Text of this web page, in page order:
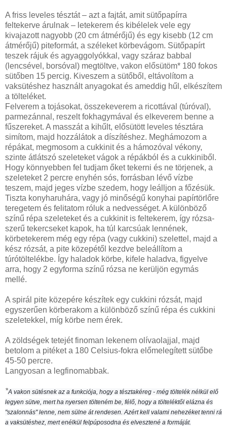
A friss leveles tésztát – azt a fajtát, amit sütőpapírra
feltekerve árulnak – letekerem és kibélelek vele egy
kivajazott nagyobb (20 cm átmérőjű) és egy kisebb (12 cm
átmérőjű) piteformát, a széleket körbevágom. Sütőpapírt
teszek rájuk és agyaggolyókkal, vagy száraz babbal
(lencsével, borsóval) megtöltve, vakon elősütöm* 180 fokos
sütőben 15 percig. Kiveszem a sütőből, eltávolítom a
vaksütéshez használt anyagokat és ameddig hűl, elkészítem
a tölteléket.
Felverem a tojásokat, összekeverem a ricottával (túróval),
parmezánnal, reszelt fokhagymával és elkeverem benne a
fűszereket. A masszát a kihűlt, elősütött leveles tésztára
simítom, majd hozzálátok a díszítéshez. Meghámozom a
répákat, megmosom a cukkinit és a hámozóval vékony,
szinte átlátszó szeleteket vágok a répákból és a cukkiniből.
Hogy könnyebben fel tudjam őket tekerni és ne törjenek, a
szeleteket 2 percre enyhén sós, forrásban lévő vízbe
teszem, majd jeges vízbe szedem, hogy leálljon a főzésük.
Tiszta konyharuhára, vagy jó minőségű konyhai papírtörlőre
teregetem és felitatom róluk a nedvességet. A különböző
színű répa szeleteket és a cukkinit is feltekerem, így rózsa-
szerű tekercseket kapok, ha túl karcsúak lennének,
körbetekerem még egy répa (vagy cukkini) szelettel, majd a
kész rózsát, a pite közepétől kezdve beleállítom a
túrótöltelékbe. Így haladok körbe, kifele haladva, figyelve
arra, hogy 2 egyforma színű rózsa ne kerüljön egymás
mellé.
A spirál pite közepére készítek egy cukkini rózsát, majd
egyszerűen körberakom a különböző színű répa és cukkini
szeletekkel, míg körbe nem érek.
A zöldségek tetejét finoman lekenem olívaolajjal, majd
betolom a pitéket a 180 Celsius-fokra előmelegített sütőbe
45-50 percre.
Langyosan a legfinomabbak.
*A vakon sütésnek az a funkciója, hogy a tésztakéreg - még töltelék nélkül elő
legyen sütve, mert ha nyersen tölteném be, félő, hogy a tölteléktől elázna és
"szalonnás" lenne, nem sülne át rendesen. Azért kell valami nehezéket tenni rá
a vaksütéshez, mert enélkül felpúposodna és elvesztené a formáját.